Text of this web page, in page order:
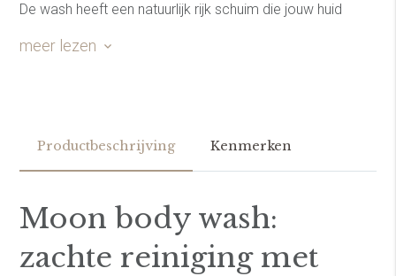
De wash heeft een natuurlijk rijk schuim die jouw huid
meer lezen
Productbeschrijving Kenmerken
Moon body wash:
zachte reiniging met